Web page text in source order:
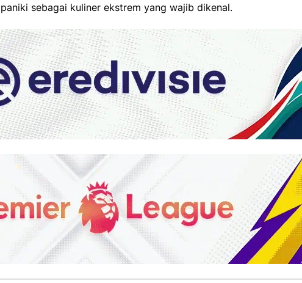
sebagai kuliner ekstrem yang wajib dikenal.